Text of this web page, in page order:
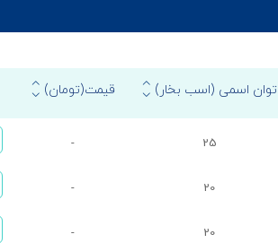
توان اسمی (اسب بخار) قیمت(تومان)
25
-
20
-
20
-